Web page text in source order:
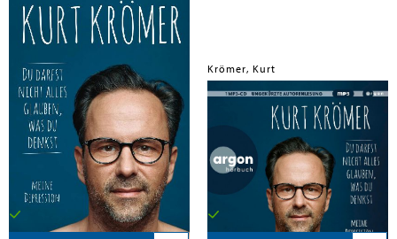
Krömer, Kurt
Du darfst nicht alles glauben, was
du denkst
Kiepenheuer & Witsch GmbH, 2025
13,00 €
Versandkostenfrei in DE
Krömer, Kurt
du denkst
Argon Verlag GmbH, 2024
10,00 €
Versandkostenfrei in DE